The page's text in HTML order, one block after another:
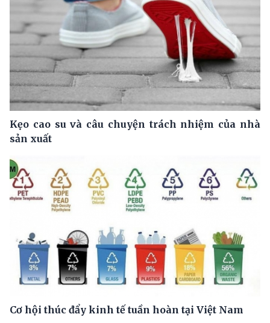
Kẹo cao su và câu chuyện trách nhiệm của nhà
sản xuất
Cơ hội thúc đẩy kinh tế tuần hoàn tại Việt Nam